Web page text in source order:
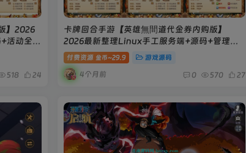
】2026
活动全开
程
518 24
卡牌回合手游【英雄無間道代金券内购版】
2026最新整理Linux手工服务端+源码+管理后
台+CDK授权后台+双端+搭建教程
付费资源 金币~29.9 游戏源码
4个月前 0 570 27